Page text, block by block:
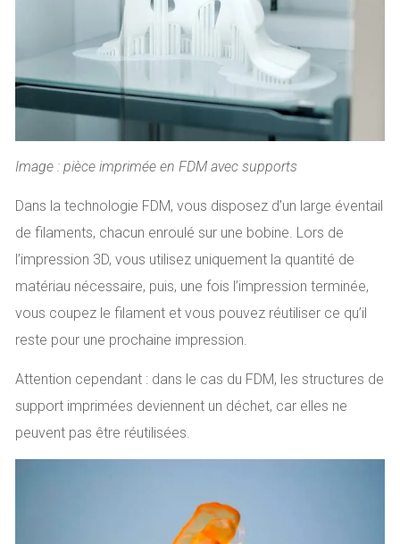
Image : pièce imprimée en FDM avec supports
Dans la technologie FDM, vous disposez d’un large éventail
de filaments, chacun enroulé sur une bobine. Lors de
l’impression 3D, vous utilisez uniquement la quantité de
matériau nécessaire, puis, une fois l’impression terminée,
vous coupez le filament et vous pouvez réutiliser ce qu’il
reste pour une prochaine impression.
Attention cependant : dans le cas du FDM, les structures de
support imprimées deviennent un déchet, car elles ne
peuvent pas être réutilisées.